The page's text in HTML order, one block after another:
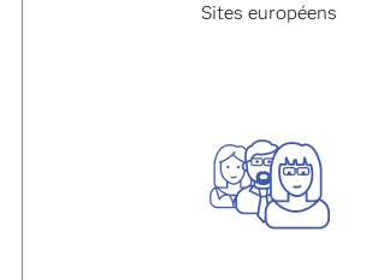
Sites européens